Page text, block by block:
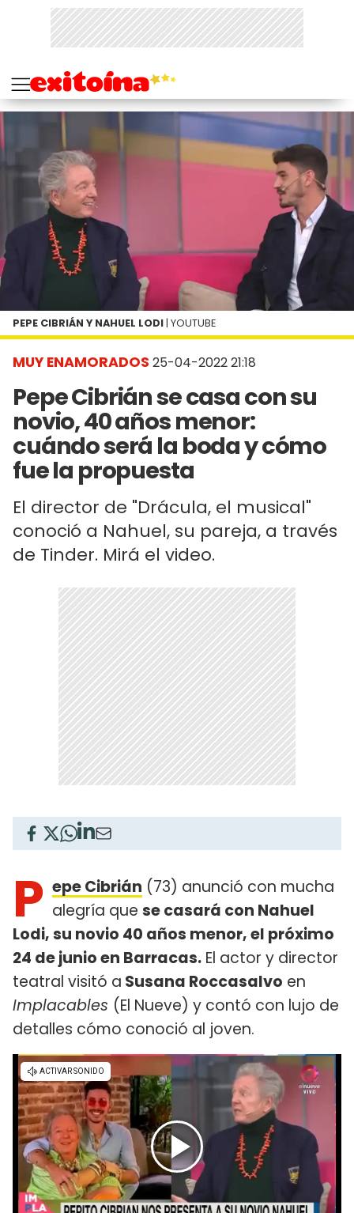
MUY ENAMORADOS 25-04-2022 21:18
Pepe Cibrián se casa con su
novio, 40 años menor:
cuándo será la boda y cómo
fue la propuesta
El director de "Drácula, el musical"
conoció a Nahuel, su pareja, a través
de Tinder. Mirá el video.
PEPE CIBRIÁN Y NAHUEL LODI | YOUTUBE
P epe Cibrián (73) anunció con mucha
alegría que se casará con Nahuel
Lodi, su novio 40 años menor, el próximo
24 de junio en Barracas. El actor y director
teatral visitó a Susana Roccasalvo en
Implacables (El Nueve) y contó con lujo de
detalles cómo conoció al joven.